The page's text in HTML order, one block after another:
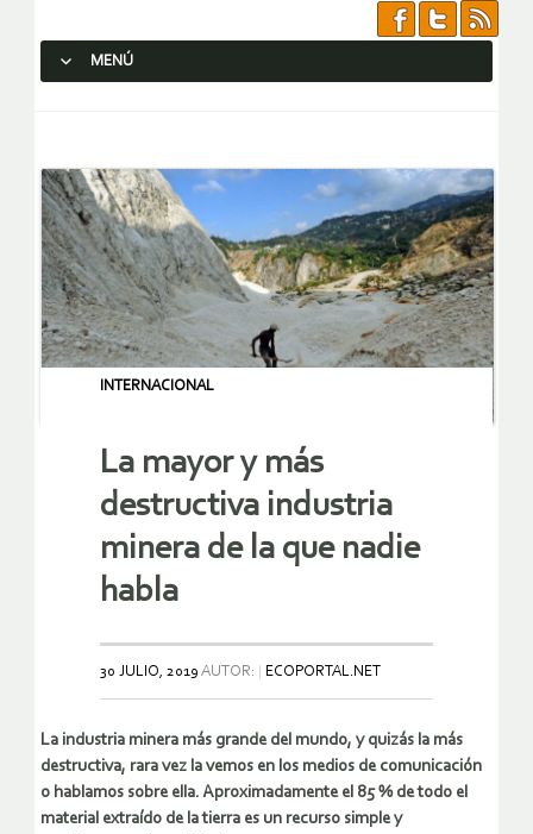
MENÚ
INTERNACIONAL
La mayor y más
destructiva industria
minera de la que nadie
habla
30 JULIO, 2019 AUTOR: ECOPORTAL.NET
La industria minera más grande del mundo, y quizás la más
destructiva, rara vez la vemos en los medios de comunicación
o hablamos sobre ella. Aproximadamente el 85 % de todo el
material extraído de la tierra es un recurso simple y